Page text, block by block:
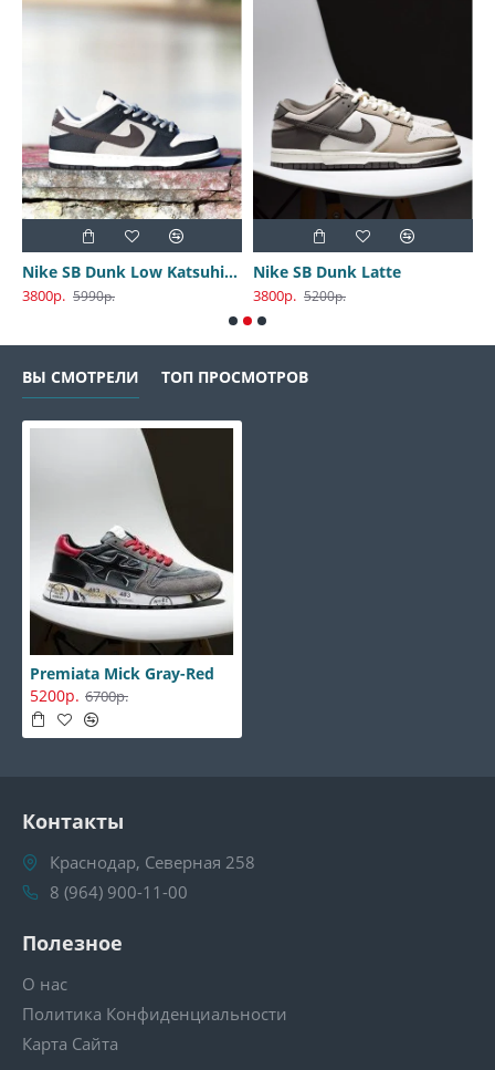
Nike SB Dunk Low Katsuhiro Otomo
3800р. 5990р.
Nike SB Dunk Latte
3800р. 5200р.
ВЫ СМОТРЕЛИ ТОП ПРОСМОТРОВ
Premiata Mick Gray-Red
5200р. 6700р.
Контакты
Краснодар, Северная 258
8 (964) 900-11-00
Полезное
О нас
Политика Конфиденциальности
Карта Сайта